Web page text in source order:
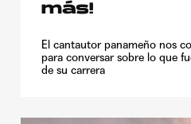
más!
El cantautor panameño nos
para conversar sobre lo que
de su carrera